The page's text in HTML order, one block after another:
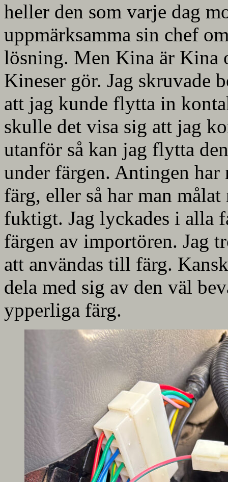
heller den som varje dag
uppmärksamma sin chef
lösning. Men Kina är Kina
Kineser gör. Jag skruvade
att jag kunde flytta in
skulle det visa sig att jag
utanför så kan jag flytta
under färgen. Antingen
färg, eller så har man
fuktigt. Jag lyckades i alla
färgen av importören. Jag
att användas till färg.
dela med sig av den väl
ypperliga färg.